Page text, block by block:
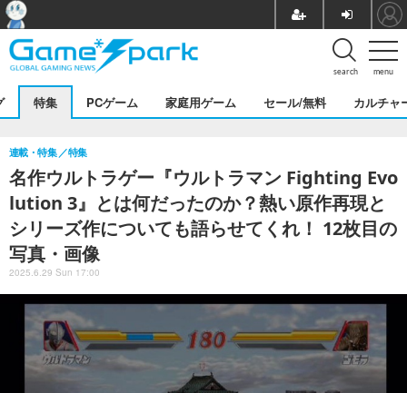
menu
search
特集 PCゲーム 家庭用ゲーム セール/無料 カルチャ
名作ウルトラゲー『ウルトラマン Fighting Evo
lution 3』とは何だったのか？熱い原作再現と
シリーズ作についても語らせてくれ！ 12枚目の
写真・画像
連載・特集 特集
2025.6.29 Sun 17:00